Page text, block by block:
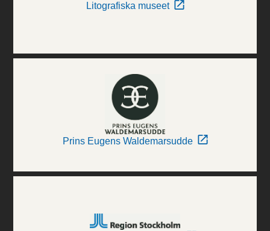
Litografiska museet
Prins Eugens Waldemarsudde